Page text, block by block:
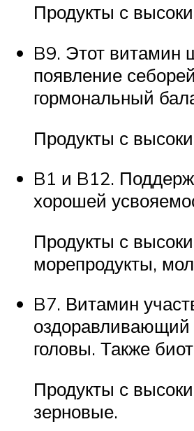
Продукты с
B9. Этот витамин
появление
гормональный
Продукты с
B1 и B12.
хорошей
Продукты с
морепродукты,
B7. Витамин
оздоравливающий
головы. Также
Продукты с
зерновые.